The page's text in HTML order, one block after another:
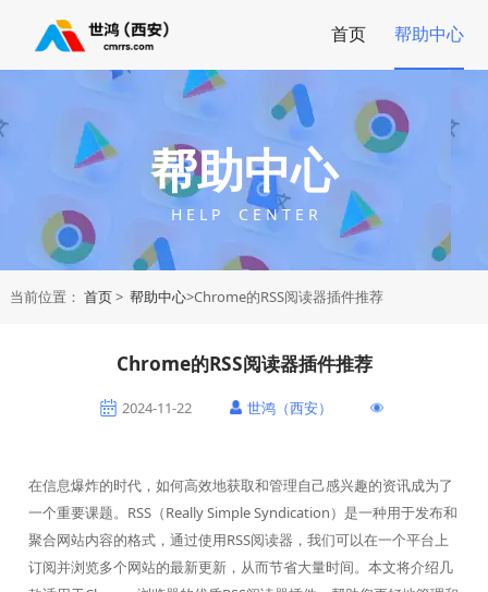
首页 帮助中心
帮助中心
H E L P C E N T E R
当前位置： 首页> 帮助中心>Chrome的RSS阅读器插件推荐
Chrome的RSS阅读器插件推荐
2024-11-22 世鸿（西安）
在信息爆炸的时代，如何高效地获取和管理自己感兴趣的资讯成为了
一个重要课题。RSS（Really Simple Syndication）是一种用于发布和
聚合网站内容的格式，通过使用RSS阅读器，我们可以在一个平台上
订阅并浏览多个网站的最新更新，从而节省大量时间。本文将介绍几